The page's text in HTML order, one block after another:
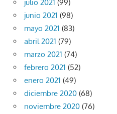
julio 2021 (99)
junio 2021 (98)
mayo 2021 (83)
abril 2021 (79)
marzo 2021 (74)
febrero 2021 (52)
enero 2021 (49)
diciembre 2020 (68)
noviembre 2020 (76)